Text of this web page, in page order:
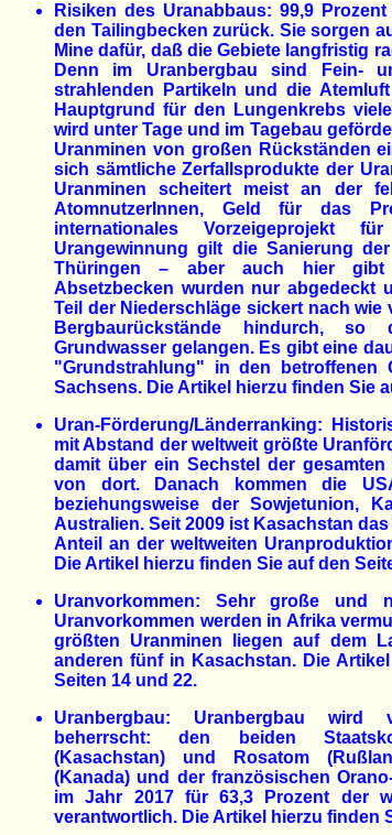
Risiken des Uranabbaus: 99,9
den Tailingbecken zurück. Sie sorgen
Mine dafür, daß die Gebiete langfristig
Denn im Uranbergbau sind Fein-
strahlenden Partikeln und die
Hauptgrund für den Lungenkrebs
wird unter Tage und im Tagebau
Uranminen von großen Rückständen
sich sämtliche Zerfallsprodukte der
Uranminen scheitert meist an der
AtomnutzerInnen, Geld für das
internationales
Urangewinnung gilt die Sanierung
Thüringen – aber auch hier gibt
Absetzbecken wurden nur abgedeckt
Teil der Niederschläge sickert nach
Bergbaurückstände hindurch,
Grundwasser gelangen. Es gibt eine
"Grundstrahlung" in den betroffenen
Sachsens. Die Artikel hierzu finden Sie
Uran-Förderung/Länderranking:
mit Abstand der weltweit größte
damit über ein Sechstel der
von dort. Danach kommen die
beziehungsweise der Sowjetunion,
Australien. Seit 2009 ist Kasachstan
Anteil an der weltweiten
Die Artikel hierzu finden Sie auf den
Uranvorkommen: Sehr große und
Uranvorkommen werden in Afrika
größten Uranminen liegen auf dem
anderen fünf in Kasachstan. Die
Seiten 14 und 22.
Uranbergbau: Uranbergbau wird
beherrscht: den beiden
(Kasachstan) und Rosatom
(Kanada) und der französischen
im Jahr 2017 für 63,3 Prozent der
verantwortlich. Die Artikel hierzu finden